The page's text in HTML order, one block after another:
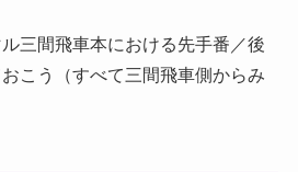
三間飛車本における先手番／後
こう（すべて三間飛車側からみ